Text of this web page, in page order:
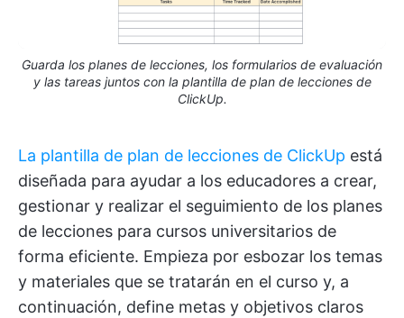
Guarda los planes de lecciones, los formularios de evaluación
y las tareas juntos con la plantilla de plan de lecciones de
ClickUp.
La plantilla de plan de lecciones de ClickUp está
diseñada para ayudar a los educadores a crear,
gestionar y realizar el seguimiento de los planes
de lecciones para cursos universitarios de
forma eficiente. Empieza por esbozar los temas
y materiales que se tratarán en el curso y, a
continuación, define metas y objetivos claros